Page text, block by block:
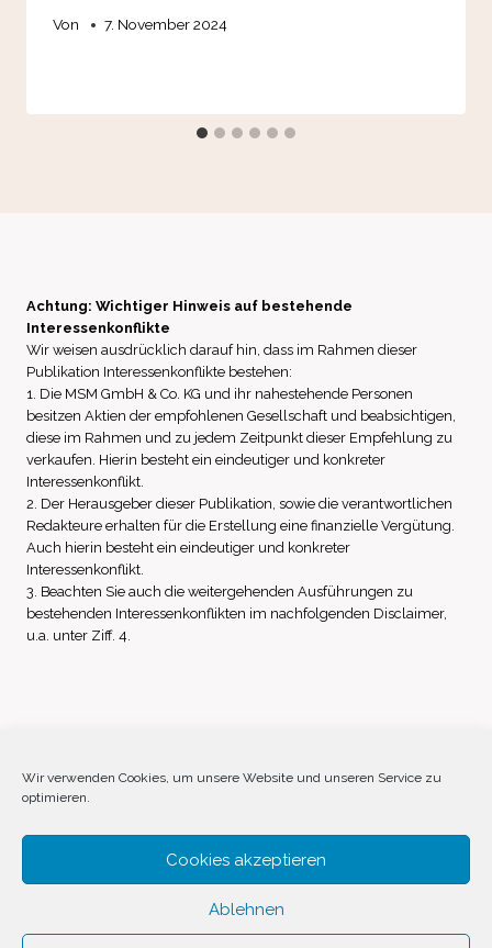
Wir verwenden Cookies, um unsere Website und unseren Service zu
optimieren.
Cookies akzeptieren
Ablehnen
Von 7. November 2024
Achtung: Wichtiger Hinweis auf bestehende
Interessenkonflikte
Wir weisen ausdrücklich darauf hin, dass im Rahmen dieser
Publikation Interessenkonflikte bestehen:
1. Die MSM GmbH & Co. KG und ihr nahestehende Personen
besitzen Aktien der empfohlenen Gesellschaft und beabsichtigen,
diese im Rahmen und zu jedem Zeitpunkt dieser Empfehlung zu
verkaufen. Hierin besteht ein eindeutiger und konkreter
Interessenkonflikt.
2. Der Herausgeber dieser Publikation, sowie die verantwortlichen
Redakteure erhalten für die Erstellung eine finanzielle Vergütung.
Auch hierin besteht ein eindeutiger und konkreter
Interessenkonflikt.
3. Beachten Sie auch die weitergehenden Ausführungen zu
bestehenden Interessenkonflikten im nachfolgenden Disclaimer,
u.a. unter Ziff. 4.
Impressum Datenschutz
Disclaimer